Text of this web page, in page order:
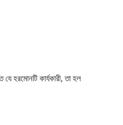
যে হরমোনটি কার্যকারী, তা হল